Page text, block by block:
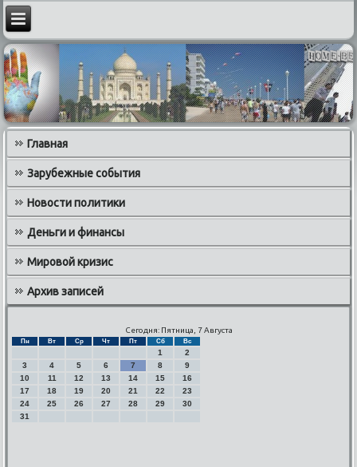
Главная
Зарубежные события
Новости политики
Деньги и финансы
Мировой кризис
Архив записей
Сегодня: Пятница, 7 Августа
Пн Вт Ср Чт Пт Сб Вс
1
2
3
4 5 6 7 8
9
10
11 12 13 14 15
16
17
18 19 20 21 22
23
24
25 26 27 28 29
30
31